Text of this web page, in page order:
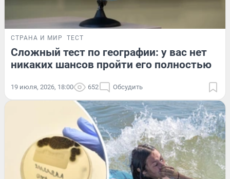
СТРАНА И МИР ТЕСТ
Сложный тест по географии: у вас нет
никаких шансов пройти его полностью
19 июля, 2026, 18:00 652 Обсудить